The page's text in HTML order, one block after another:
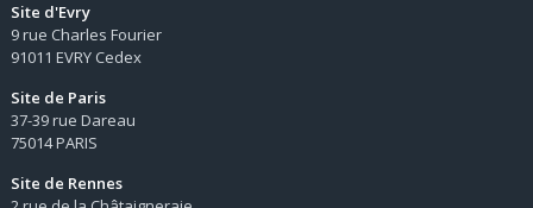
Site d'Evry
9 rue Charles Fourier
91011 EVRY Cedex
Site de Paris
37-39 rue Dareau
75014 PARIS
Site de Rennes